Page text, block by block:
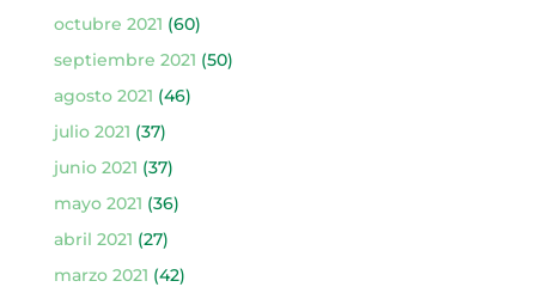
octubre 2021 (60)
septiembre 2021 (50)
agosto 2021 (46)
julio 2021 (37)
junio 2021 (37)
mayo 2021 (36)
abril 2021 (27)
marzo 2021 (42)